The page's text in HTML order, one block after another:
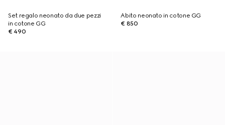
Set regalo neonato da due pezzi
in cotone GG
€ 490
Abito neonato in cotone GG
€ 850